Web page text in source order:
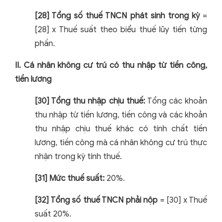
[28] Tổng số thuế TNCN phát sinh trong kỳ=
[28] x Thuế suất theo biểu thuế lũy tiến từng
phần.
II. Cá nhân không cư trú có thu nhập từ tiền công,
tiền lương
[30] Tổng thu nhập chịu thuế:Tổng các khoản
thu nhập từ tiền lương, tiền công và các khoản
thu nhập chịu thuế khác có tính chất tiền
lương, tiền công mà cá nhân không cư trú thực
nhận trong kỳ tính thuế.
[31] Mức thuế suất: 20%.
[32] Tổng số thuế TNCN phải nộp = [30] x Thuế
suất 20%.